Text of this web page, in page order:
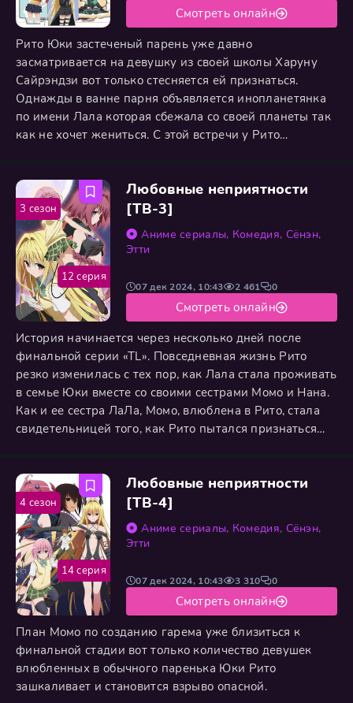
Рито Юки застеченый парень уже давно
засматривается на девушку из своей школы Харуну
Сайрэндзи вот только стесняется ей признаться.
Однажды в ванне парня объявляется инопланетянка
по имени Лала которая сбежала со своей планеты так
как не хочет жениться. С этой встречи у Рито
счет Лала.
Смотреть онлайн
Любовные неприятности
[ТВ-3]
Аниме сериалы, Комедия, Сёнэн,
Этти
История начинается через несколько дней после
финальной серии «TL». Повседневная жизнь Рито
резко изменилась с тех пор, как Лала стала проживать
в семье Юки вместе со своими сестрами Момо и Нана.
Как и ее сестра ЛаЛа, Момо, влюблена в Рито, стала
свидетельницей того, как Рито пытался признаться
кажется выход из ситуации и сделать для Юки гарем
где все девушки будут счастливы с ним.
07 дек 2024, 10:43 2 461 0
Смотреть онлайн
12 серия
3 сезон
Любовные неприятности
[ТВ-4]
Аниме сериалы, Комедия, Сёнэн,
Этти
План Момо по созданию гарема уже близиться к
финальной стадии вот только количество девушек
влюбленных в обычного паренька Юки Рито
зашкаливает и становится взрыво опасной.
07 дек 2024, 10:43 3 310 0
Смотреть онлайн
14 серия
4 сезон